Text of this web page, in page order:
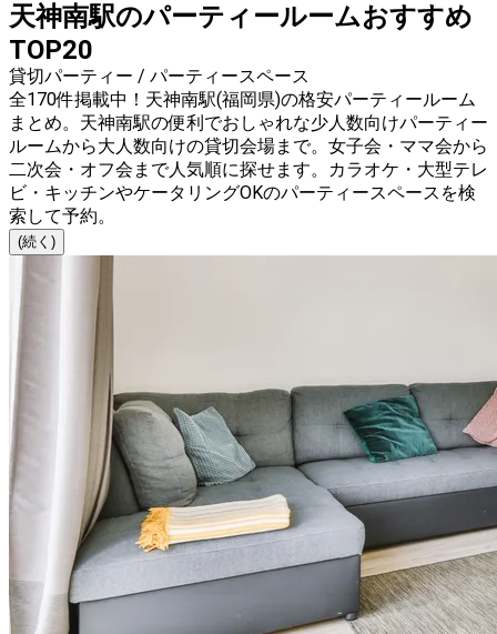
天神南駅のパーティールームおすすめ
TOP20
貸切パーティー / パーティースペース
全170件掲載中！天神南駅(福岡県)の格安パーティールーム
まとめ。天神南駅の便利でおしゃれな少人数向けパーティー
ルームから大人数向けの貸切会場まで。女子会・ママ会から
二次会・オフ会まで人気順に探せます。カラオケ・大型テレ
ビ・キッチンやケータリングOKのパーティースペースを検
索して予約。
(続く)